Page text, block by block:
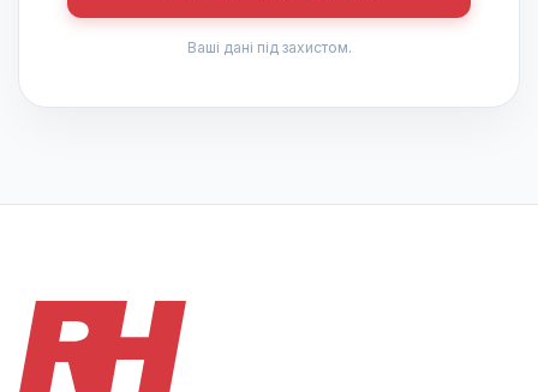
Ваші дані під захистом.